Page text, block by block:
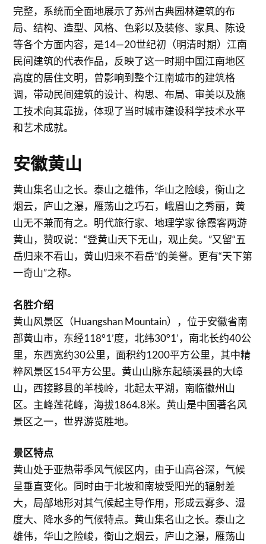
完整，系统而全面地展示了苏州古典园林建筑的布
局、结构、造型、风格、色彩以及装修、家具、陈设
等各个方面内容，是14—20世纪初（明清时期）江南
民间建筑的代表作品，反映了这一时期中国江南地区
高度的居住文明，曾影响到整个江南城市的建筑格
调，带动民间建筑的设计、构思、布局、审美以及施
工技术向其靠拢，体现了当时城市建设科学技术水平
和艺术成就。
安徽黄山
黄山集名山之长。泰山之雄伟，华山之险峻，衡山之
烟云，庐山之瀑，雁荡山之巧石，峨眉山之秀丽，黄
山无不兼而有之。明代旅行家、地理学家 徐霞客两游
黄山，赞叹说：“登黄山天下无山，观止矣。”又留“五
岳归来不看山，黄山归来不看岳”的美誉。更有“天下第
一奇山”之称。
名胜介绍
黄山风景区（Huangshan Mountain），位于安徽省南
部黄山市，东经118°1’度，北纬30°1’，南北长约40公
里，东西宽约30公里，面积约1200平方公里，其中精
粹风景区154平方公里。黄山山脉东起绩溪县的大嶂
山，西接黟县的羊栈岭，北起太平湖，南临徽州山
区。主峰莲花峰，海拔1864.8米。黄山是中国著名风
景区之一，世界游览胜地。
景区特点
黄山处于亚热带季风气候区内，由于山高谷深，气候
呈垂直变化。同时由于北坡和南坡受阳光的辐射差
大，局部地形对其气候起主导作用，形成云雾多、湿
度大、降水多的气候特点。黄山集名山之长。泰山之
雄伟，华山之险峻，衡山之烟云，庐山之瀑，雁荡山